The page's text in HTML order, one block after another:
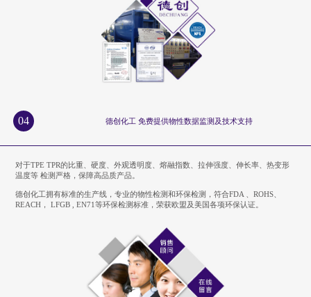
04 德创化工 免费提供物性数据监测及技术支持
对于TPE TPR的比重、硬度、外观透明度、熔融指数、拉伸强度、伸长率、热变形
温度等 检测严格，保障高品质产品。
德创化工拥有标准的生产线，专业的物性检测和环保检测，符合FDA 、ROHS、
REACH， LFGB , EN71等环保检测标准，荣获欧盟及美国各项环保认证。